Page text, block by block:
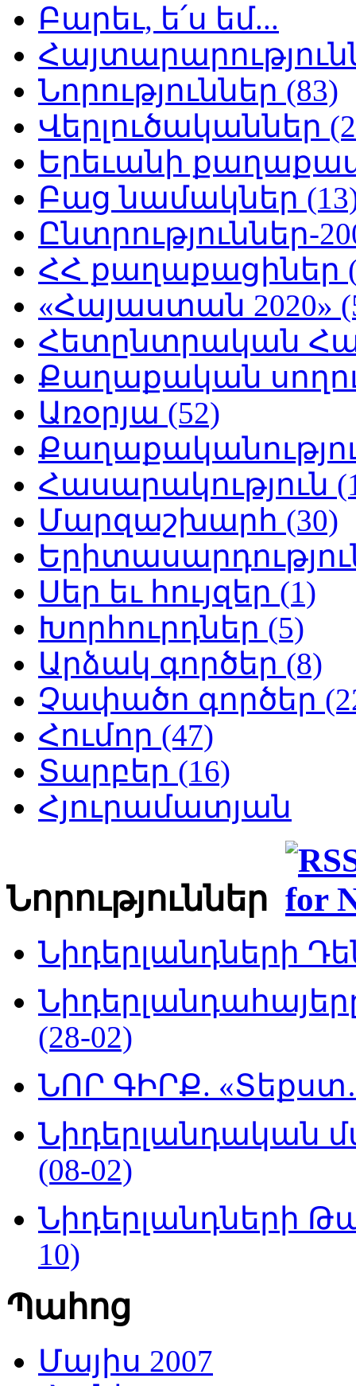
Բարեւ, ե՛ս եմ...
Նորություններ (83)
Վերլուծականներ
Երեւանի
Բաց նամակներ
Ընտրություններ-
ՀՀ քաղաքացիներ
«Հայաստան 2020»
Հետընտրական
Քաղաքական
Առօրյա (52)
Հասարակություն
Մարզաշխարհ (30)
Սեր եւ հույզեր (1)
Խորհուրդներ (5)
Արձակ գործեր (8)
Չափածո գործեր
Հումոր (47)
Տարբեր (16)
Հյուրամատյան
Նորություններ
Նիդերլանդների
(28-02)
ՆՈՐ ԳԻՐՔ.
Նիդերլանդական
(08-02)
Նիդերլանդների
10)
Պահոց
Մայիս 2007